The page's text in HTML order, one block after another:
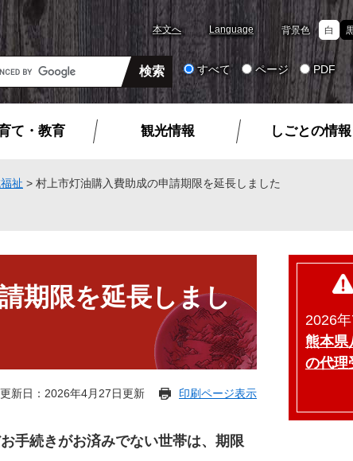
本文へ Language 背景色 白
すべて ページ PDF
て・教育 観光情報 しごとの情報
祉 > 村上市灯油購入費助成の申請期限を延長しました
期限を延長しまし
更新日：2026年4月27日更新 印刷ページ表示
手続きがお済みでない世帯は、期限
2026
熊本県
の代理